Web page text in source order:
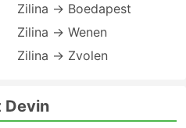
Zilina → Boedapest
Zilina → Wenen
Zilina → Zvolen
Devin